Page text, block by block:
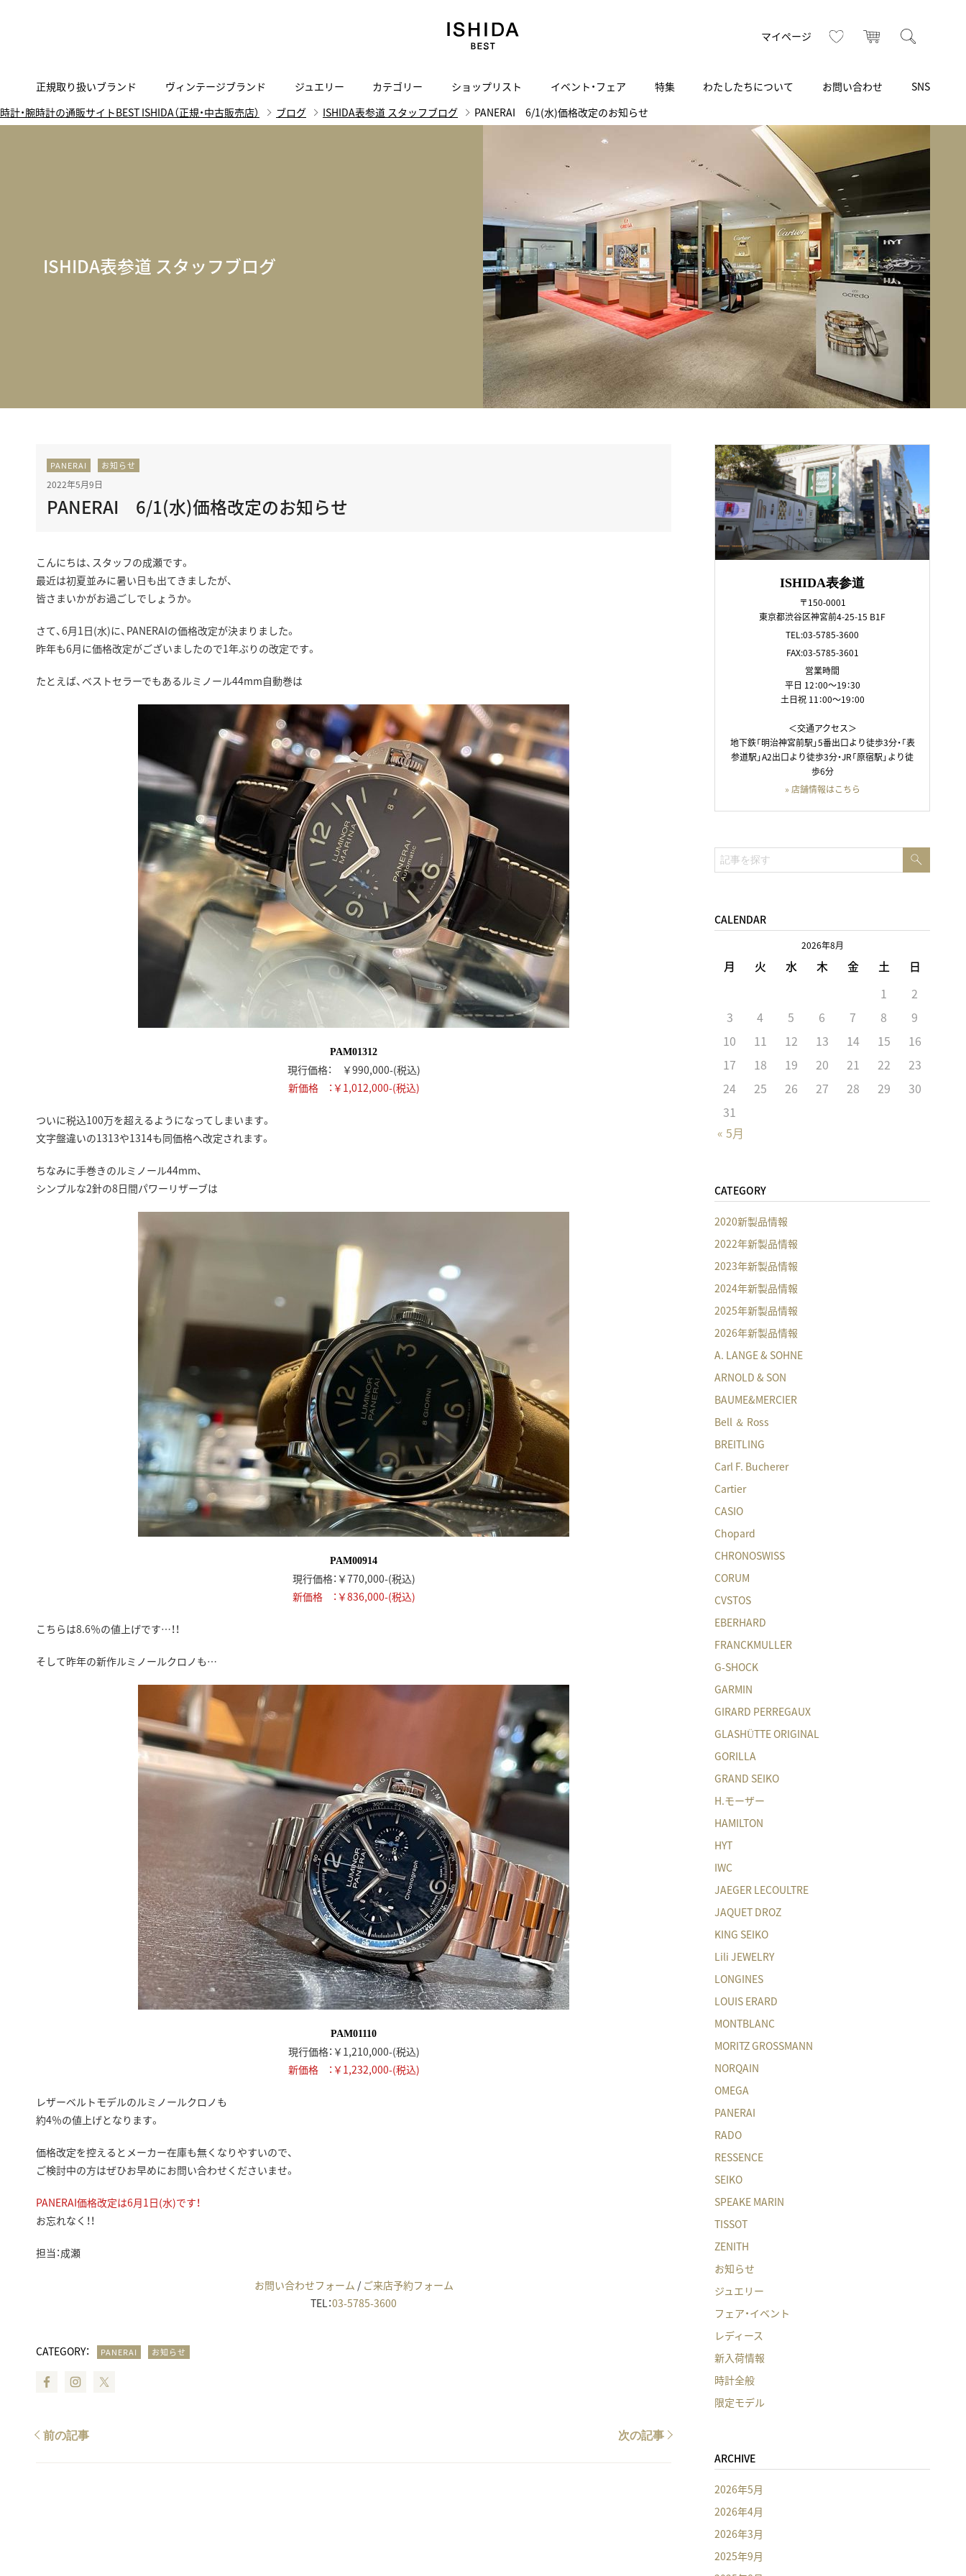
マイページ お気に入りカート
正規取り扱いブランド
A B C D E F G H I J K L M N O P R
アマズフィット
AMIDA
ARMINSTROM
アーミンシュトローム
Arnold & Son
アーノルド＆サン
正規取り扱いブランド一覧はこちら
ヴィンテージブランド
ヴィンテージブランド一覧はこちら
ジュエリー カテゴリー
スマートウォッチ
ISHIDA いいモノ Selection
いいモノ Gift selection
i.s.d.(アイエスディー)
ショップリスト
ISHIDA N43°（札幌）
Luxury Time Lounge ブライトリング ブティック 銀座
ブライトリング ブティック GINZA SIX IWC 表参道ブティック BEST VINTAGE新宿
BEST VINTAGEヒューリックスクエア札幌
ショップリスト一覧はこちら
イベント・フェア 特集 わたしたちについて
代表メッセージ 会社概要 サービス
お問い合わせ
お問い合わせ ご来店の予約 オンライン相談
SNS
時計・腕時計の通販サイトBEST ISHIDA（正規・中古販売店） ブログ ISHIDA表参道 スタッフブログ PANERAI 6/1(水)価格改定のお知らせ
ISHIDA表参道 スタッフブログ
PANERAI お知らせ
2022年5月9日
PANERAI 6/1(水)価格改定のお知らせ
こんにちは、スタッフの成瀬です。
最近は初夏並みに暑い日も出てきましたが、
皆さまいかがお過ごしでしょうか。
さて、6月1日(水)に、PANERAIの価格改定が決まりました。
昨年も6月に価格改定がございましたので1年ぶりの改定です。
たとえば、ベストセラーでもあるルミノール44mm自動巻は
PAM01312
現行価格： ￥990,000-(税込)
新価格 ：￥1,012,000-(税込)
ついに税込100万を超えるようになってしまいます。
文字盤違いの1313や1314も同価格へ改定されます。
ちなみに手巻きのルミノール44mm、
シンプルな2針の8日間パワーリザーブは
PAM00914
現行価格：￥770,000-(税込)
新価格 ：￥836,000-(税込)
こちらは8.6％の値上げです…！！
そして昨年の新作ルミノールクロノも…
PAM01110
現行価格：￥1,210,000-(税込)
新価格 ：￥1,232,000-(税込)
レザーベルトモデルのルミノールクロノも
約4％の値上げとなります。
価格改定を控えるとメーカー在庫も無くなりやすいので、
ご検討中の方はぜひお早めにお問い合わせくださいませ。
PANERAI価格改定は6月1日(水)です！
お忘れなく！！
担当：成瀬
お問い合わせフォーム / ご来店予約フォーム
TEL：03-5785-3600
CATEGORY： PANERAI お知らせ
FacebookInstagram
前の記事 次の記事
ISHIDA表参道
〒150-0001
東京都渋谷区神宮前4-25-15 B1F
TEL:03-5785-3600
FAX:03-5785-3601
営業時間
平日 12：00～19：30
土日祝 11：00～19：00
＜交通アクセス＞
地下鉄「明治神宮前駅」5番出口より徒歩3分・「表
参道駅」A2出口より徒歩3分・JR「原宿駅」より徒
歩6分
» 店舗情報はこちら
検
索:
CALENDAR
2026年8月
月 火 水 木 金 土 日
« 5月
1
2
3
4 5 6 7 8
9
10
11 12 13 14 15
16
17
18 19 20 21 22
23
24
25 26 27 28 29
30
31
CATEGORY
2020新製品情報
2022年新製品情報
2023年新製品情報
2024年新製品情報
2025年新製品情報
2026年新製品情報
A. LANGE & SOHNE
ARNOLD & SON
BAUME&MERCIER
Bell ＆ Ross
BREITLING
Carl F. Bucherer
Cartier
CASIO
Chopard
CHRONOSWISS
CORUM
CVSTOS
EBERHARD
FRANCKMULLER
G-SHOCK
GARMIN
GIRARD PERREGAUX
GLASHÜTTE ORIGINAL
GORILLA
GRAND SEIKO
H.モーザー
HAMILTON
HYT
IWC
JAEGER LECOULTRE
JAQUET DROZ
KING SEIKO
Lili JEWELRY
LONGINES
LOUIS ERARD
MONTBLANC
MORITZ GROSSMANN
NORQAIN
OMEGA
PANERAI
RADO
RESSENCE
SEIKO
SPEAKE MARIN
TISSOT
ZENITH
お知らせ
ジュエリー
フェア・イベント
レディース
新入荷情報
時計全般
限定モデル
ARCHIVE
2026年5月
2026年4月
2026年3月
2025年9月